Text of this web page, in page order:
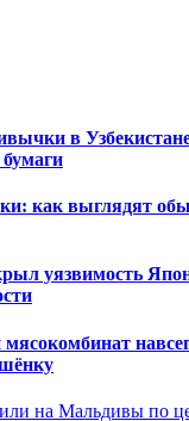
в
как выглядят
уязвимость
на Мальдивы по